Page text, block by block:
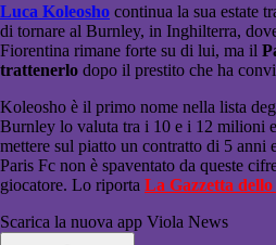
Luca Koleosho continua la sua estate
di tornare al Burnley, in Inghilterra,
Fiorentina rimane forte su di lui, ma il
trattenerlo dopo il prestito che ha
Koleosho è il primo nome nella lista
Burnley lo valuta tra i 10 e i 12 milioni
mettere sul piatto un contratto di 5
Paris Fc non è spaventato da queste
giocatore. Lo riporta La Gazzetta
Scarica la nuova app Viola News